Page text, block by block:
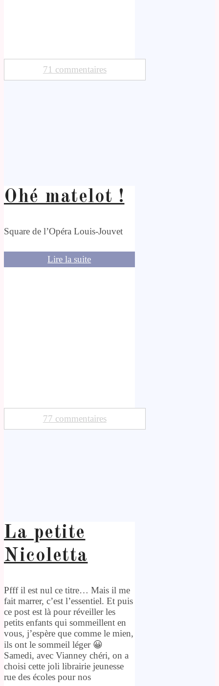
71 commentaires
Ohé matelot !
Square de l’Opéra Louis-Jouvet
Lire la suite
77 commentaires
La petite
Nicoletta
Pfff il est nul ce titre… Mais il me
fait marrer, c’est l’essentiel. Et puis
ce post est là pour réveiller les
petits enfants qui sommeillent en
vous, j’espère que comme le mien,
ils ont le sommeil léger 😀
Samedi, avec Vianney chéri, on a
choisi cette joli librairie jeunesse
rue des écoles pour nos